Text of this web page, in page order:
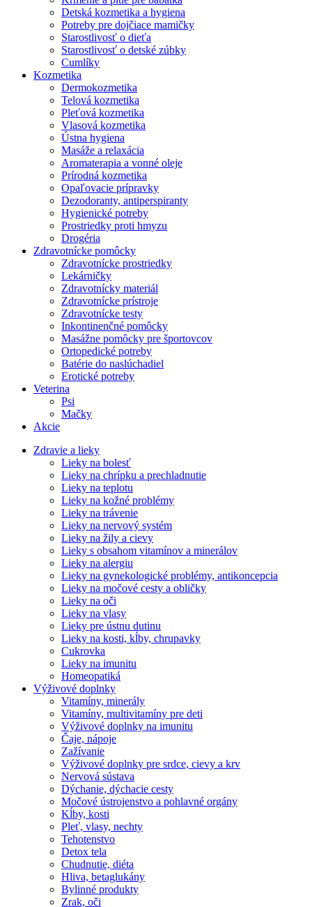
Detská kozmetika a hygiena
Potreby pre dojčiace mamičky
Starostlivosť o dieťa
Starostlivosť o detské zúbky
Cumlíky
Kozmetika
Dermokozmetika
Telová kozmetika
Pleťová kozmetika
Vlasová kozmetika
Ústna hygiena
Masáže a relaxácia
Aromaterapia a vonné oleje
Prírodná kozmetika
Opaľovacie prípravky
Dezodoranty, antiperspiranty
Hygienické potreby
Prostriedky proti hmyzu
Drogéria
Zdravotnícke pomôcky
Zdravotnícke prostriedky
Lekárničky
Zdravotnícky materiál
Zdravotnícke prístroje
Zdravotnícke testy
Inkontinenčné pomôcky
Masážne pomôcky pre športovcov
Ortopedické potreby
Batérie do naslúchadiel
Erotické potreby
Veterina
Psi
Mačky
Akcie
Zdravie a lieky
Lieky na bolesť
Lieky na chrípku a prechladnutie
Lieky na teplotu
Lieky na kožné problémy
Lieky na trávenie
Lieky na nervový systém
Lieky na žily a cievy
Lieky s obsahom vitamínov a minerálov
Lieky na alergiu
Lieky na gynekologické problémy, antikoncepcia
Lieky na močové cesty a obličky
Lieky na oči
Lieky na vlasy
Lieky pre ústnu dutinu
Lieky na kosti, kĺby, chrupavky
Cukrovka
Lieky na imunitu
Homeopatiká
Výživové doplnky
Vitamíny, minerály
Vitamíny, multivitamíny pre deti
Výživové doplnky na imunitu
Čaje, nápoje
Zažívanie
Výživové doplnky pre srdce, cievy a krv
Nervová sústava
Dýchanie, dýchacie cesty
Močové ústrojenstvo a pohlavné orgány
Kĺby, kosti
Pleť, vlasy, nechty
Tehotenstvo
Detox tela
Chudnutie, diéta
Hliva, betaglukány
Bylinné produkty
Zrak, oči